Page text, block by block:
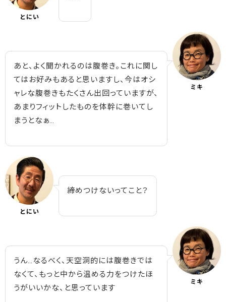
とにい
あと、よく聞かれるのは腹巻き。これに関し
てはお好みもあると思いますし、今はオシ
ャレな腹巻きもたくさん出回っていますが、
あまりフィットしたものを体幹に巻いてし
まうとなぁ…
ミキ
とにい
締めつけないってこと？
うん…なるべく、天空洞的には腹巻きでは
なくて、もっと中から温める力をつけたほ
うがいいかな、と思っています
ミキ